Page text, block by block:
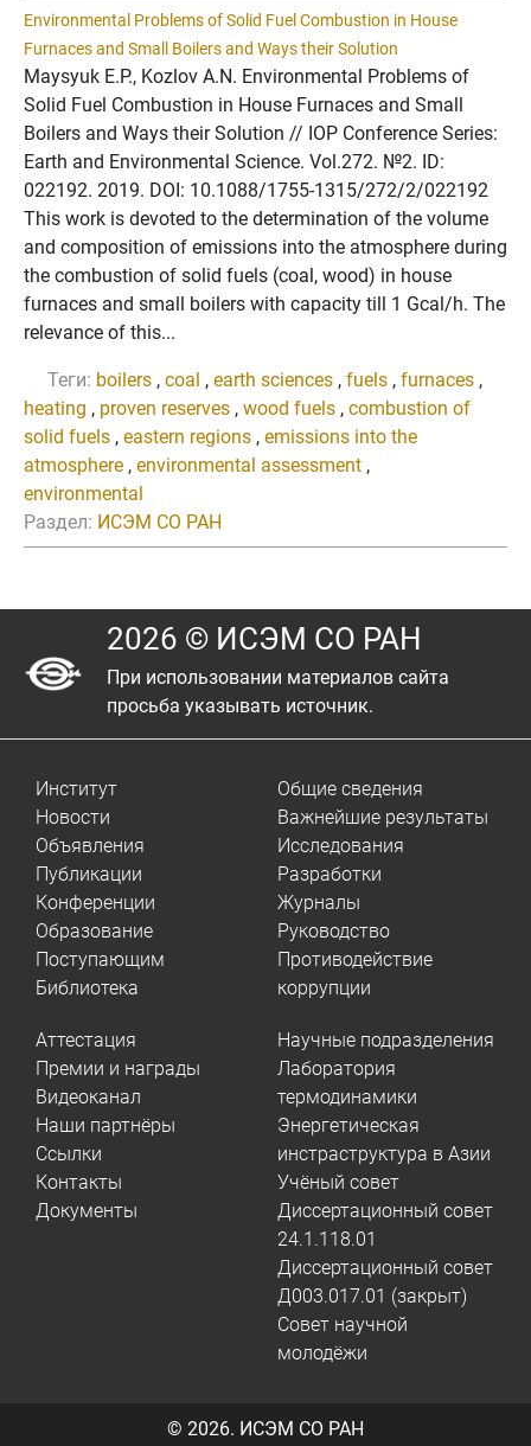
Environmental Problems of Solid Fuel Combustion in House
Furnaces and Small Boilers and Ways their Solution
Maysyuk E.P., Kozlov A.N. Environmental Problems of
Solid Fuel Combustion in House Furnaces and Small
Boilers and Ways their Solution // IOP Conference Series:
Earth and Environmental Science. Vol.272. №2. ID:
022192. 2019. DOI: 10.1088/1755-1315/272/2/022192
This work is devoted to the determination of the volume
and composition of emissions into the atmosphere during
the combustion of solid fuels (coal, wood) in house
furnaces and small boilers with capacity till 1 Gcal/h. The
relevance of this...
Теги: boilers , coal , earth sciences , fuels , furnaces ,
heating , proven reserves , wood fuels , combustion of
solid fuels , eastern regions , emissions into the
atmosphere , environmental assessment ,
environmental
Раздел: ИСЭМ СО РАН
2026 © ИСЭМ СО РАН
При использовании материалов сайта
просьба указывать источник.
Институт
Новости
Объявления
Публикации
Конференции
Образование
Поступающим
Библиотека
Общие сведения
Важнейшие результаты
Исследования
Разработки
Журналы
Руководство
Противодействие
коррупции
Аттестация
Премии и награды
Видеоканал
Наши партнёры
Ссылки
Контакты
Документы
Научные подразделения
Лаборатория
термодинамики
Энергетическая
инстраструктура в Азии
Учёный совет
Диссертационный совет
24.1.118.01
Диссертационный совет
Д003.017.01 (закрыт)
Совет научной
молодёжи
© 2026. ИСЭМ СО РАН